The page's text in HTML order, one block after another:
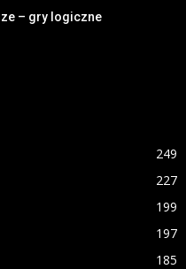
– gry logiczne
249
227
199
197
185